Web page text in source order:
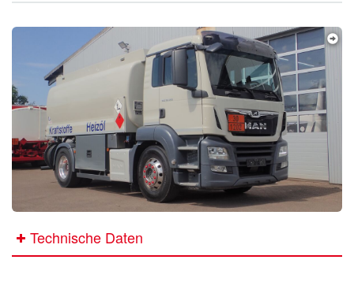
Technische Daten